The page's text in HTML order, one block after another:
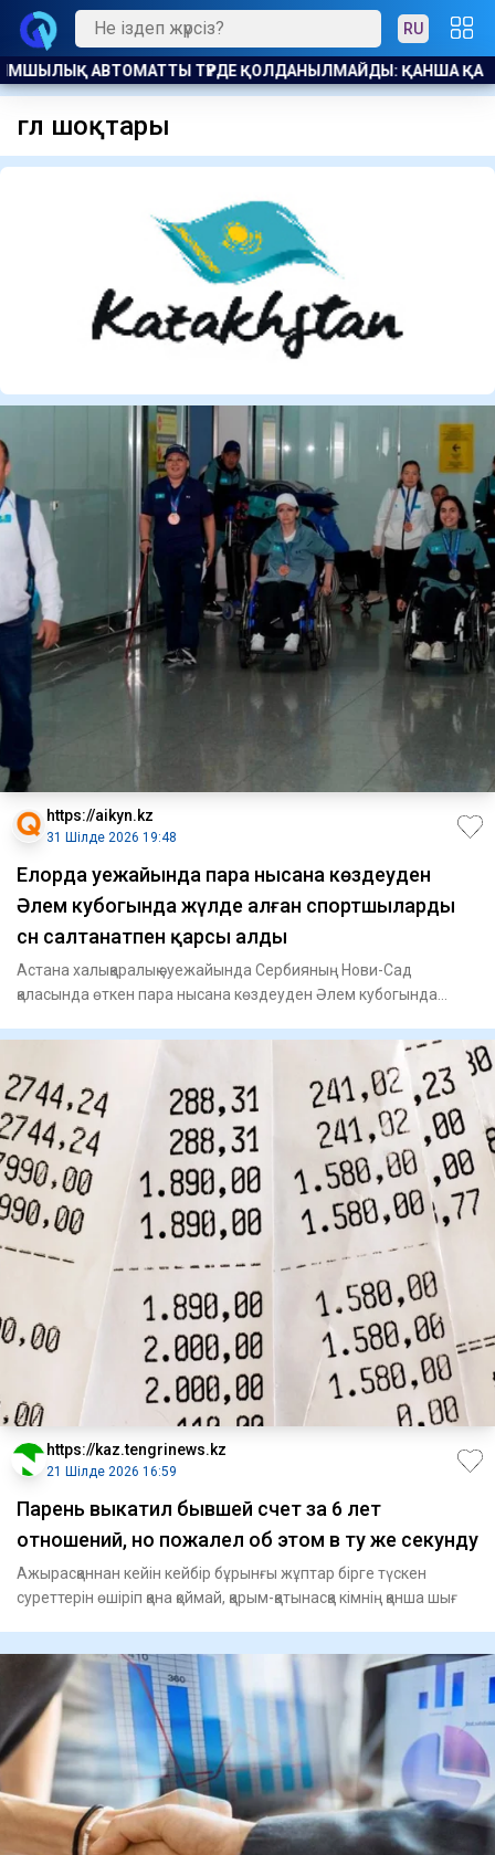
RU
БОСТАНДЫҚҚА ШЫҚТЫ ҰЛТССО АҚ ҒА
гүл шоқтары
https://aikyn.kz
31 Шілде 2026 19:48
Елорда әуежайында пара нысана көздеуден
Әлем кубогында жүлде алған спортшыларды
сән салтанатпен қарсы алды
Астана халықаралық әуежайында Сербияның Нови-Сад
қаласында өткен пара нысана көздеуден Әлем кубогында
https://kaz.tengrinews.kz
21 Шілде 2026 16:59
Парень выкатил бывшей счет за 6 лет
отношений, но пожалел об этом в ту же секунду
Ажырасқаннан кейін кейбір бұрынғы жұптар бірге түскен
суреттерін өшіріп қана қоймай, қарым-қатынасқа кімнің қанша шығ